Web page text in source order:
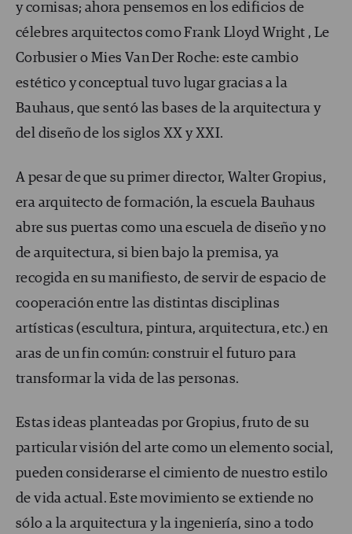
y cornisas; ahora pensemos en los edificios de
célebres arquitectos como Frank Lloyd Wright , Le
Corbusier o Mies Van Der Roche: este cambio
estético y conceptual tuvo lugar gracias a la
Bauhaus, que sentó las bases de la arquitectura y
del diseño de los siglos XX y XXI.
A pesar de que su primer director, Walter Gropius,
era arquitecto de formación, la escuela Bauhaus
abre sus puertas como una escuela de diseño y no
de arquitectura, si bien bajo la premisa, ya
recogida en su manifiesto, de servir de espacio de
cooperación entre las distintas disciplinas
artísticas (escultura, pintura, arquitectura, etc.) en
aras de un fin común: construir el futuro para
transformar la vida de las personas.
Estas ideas planteadas por Gropius, fruto de su
particular visión del arte como un elemento social,
pueden considerarse el cimiento de nuestro estilo
de vida actual. Este movimiento se extiende no
sólo a la arquitectura y la ingeniería, sino a todo